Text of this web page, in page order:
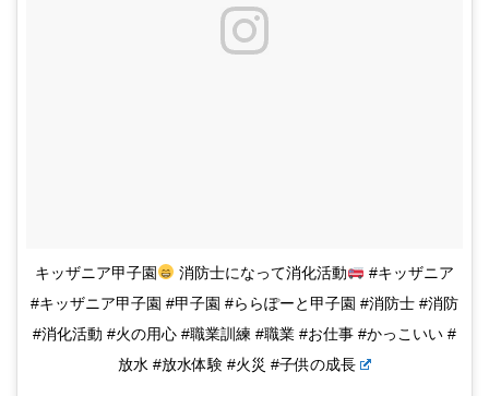
キッザニア甲子園 消防士になって消化活動
#キッザニア
#キッザニア甲子園 #甲子園 #ららぽーと甲子園 #消防士 #消防
#消化活動 #火の用心 #職業訓練 #職業 #お仕事 #かっこいい #
放水 #放水体験 #火災 #子供の成長